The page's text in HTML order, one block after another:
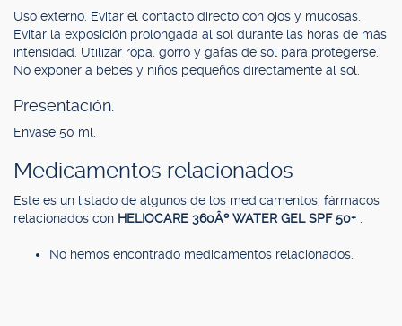
Uso externo. Evitar el contacto directo con ojos y mucosas.
Evitar la exposición prolongada al sol durante las horas de más
intensidad. Utilizar ropa, gorro y gafas de sol para protegerse.
No exponer a bebés y niños pequeños directamente al sol.
Presentación.
Envase 50 ml.
Medicamentos relacionados
Este es un listado de algunos de los medicamentos, fármacos
relacionados con HELIOCARE 360Âº WATER GEL SPF 50+
No hemos encontrado medicamentos relacionados.